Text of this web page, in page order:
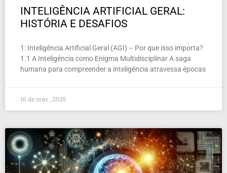
INTELIGÊNCIA ARTIFICIAL GERAL:
HISTÓRIA E DESAFIOS
1: Inteligência Artificial Geral (AGI) – Por que isso importa?
1.1 A Inteligência como Enigma Multidisciplinar A saga
humana para compreender a inteligência atravessa épocas
16 de mar , 2025